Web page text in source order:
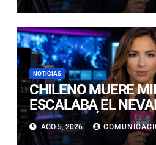
NOTICIAS
CHILENO MUERE
ESCALABA EL
HUASCARÁN EN
PRECIPITADO
AGO 5, 2026